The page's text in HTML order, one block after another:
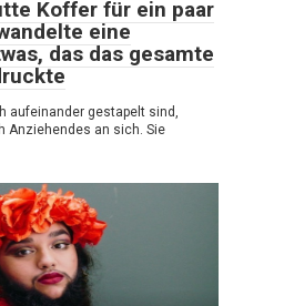
Koffer für ein paar
eine
das das gesamte
aufeinander gestapelt sind,
Anziehendes an sich. Sie